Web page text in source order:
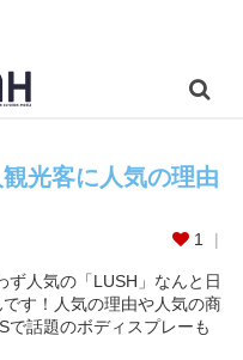
光客に人気の理由
1
ず人気の「LUSH」なんと日
す！人気の理由や人気の商
で話題のボディスプレーも